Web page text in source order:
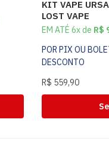
KIT VAPE
LOST VAPE
EM ATÉ 6x de R$
POR PIX OU
DESCONTO
R$ 559,90